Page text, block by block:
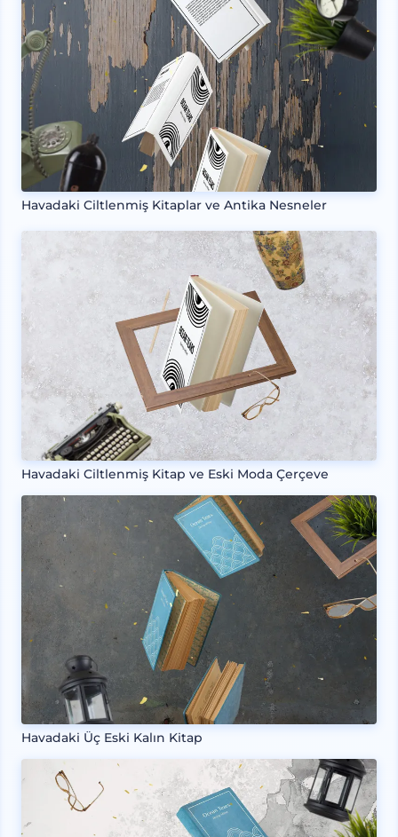
Havadaki Ciltlenmiş Kitaplar ve Antika Nesneler
Havadaki Ciltlenmiş Kitap ve Eski Moda Çerçeve
Havadaki Üç Eski Kalın Kitap